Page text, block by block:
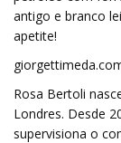
antigo e branco
apetite!
Rosa Bertoli
Londres. Desde
supervisiona o